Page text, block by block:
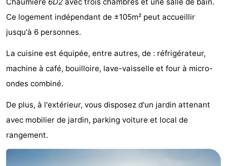
d'hôtes
Chaumières
-
Buitenheem
-
De
Oase
-
Duinoord
-
Ginsterveld
-
Julianahoeve
-
Ce logement indépendant de ±105m² peut accueillir
jusqu'à 6 personnes.
La cuisine est équipée, entre autres, de : réfrigérateur,
machine à café, bouilloire, lave-vaisselle et four à micro-
ondes combiné.
De plus, à l'extérieur, vous disposez d'un jardin attenant
avec mobilier de jardin, parking voiture et local de
rangement.